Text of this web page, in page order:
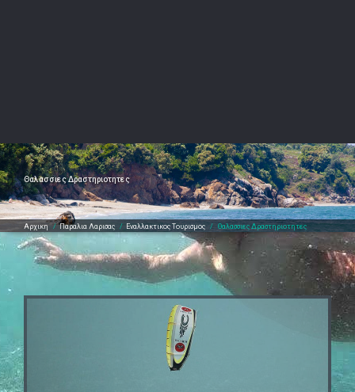
Θαλασσιες Δραστηριοτητες
Αρχικη /Παραλια Λαρισας / Εναλλακτικος Τουρισμος / Θαλασσιες Δραστηριοτητες